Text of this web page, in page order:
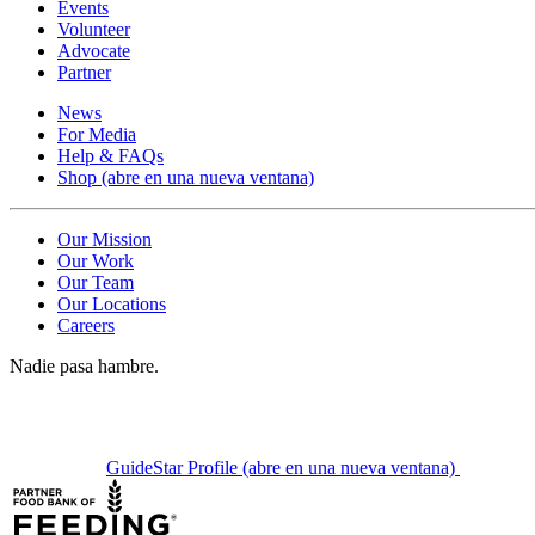
Events
Volunteer
Advocate
Partner
News
For Media
Help & FAQs
Shop (abre en una nueva ventana)
Our Mission
Our Work
Our Team
Our Locations
Careers
Nadie pasa hambre.
GuideStar Profile (abre en una nueva ventana)